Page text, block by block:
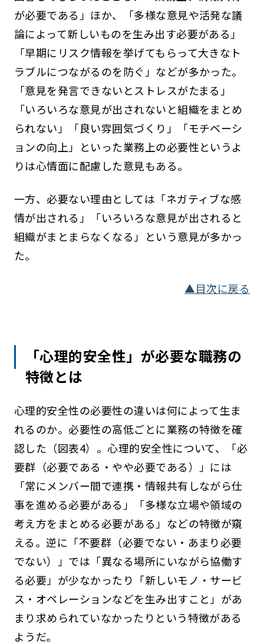
が必要である」ほか、「多様な意見や活発な議
論によって新しいものを生み出す必要がある」
「早期にリスク情報を挙げてもらって大きなト
ラブルにつながるのを防ぐ」などが多かった。
「意見を発言できないとストレスがたまる」
「いろいろな意見が出されないと組織をまとめ
られない」「良い雰囲気づくり」「モチベーシ
ョンの向上」といった業務上の必要性というよ
りは心情面に配慮した意見もある。
一方、必要ない理由としては「ネガティブな感
情が出される」「いろいろな意見が出されると
組織がまとまらなくなる」という意見が多かっ
た。
▲目次に戻る
「心理的安全性」が必要な職務の
特徴とは
心理的安全性の必要性の違いは何によって生ま
れるのか。必要性の高低ごとに業務の特徴を確
認した（図表4）。心理的安全性について、「必
要群（必要である・やや必要である）」には
「常にメンバー間で連携・情報共有しながら仕
事を進める必要がある」「多様な立場や領域の
考え方をまとめる必要がある」などの特徴が窺
える。逆に「不要群（必要でない・あまり必要
でない）」では「異なる場所にいながら協働す
る必要」が少なかったり「新しいモノ・サービ
ス・オペレーションなどを生み出すこと」があ
まり求められていなかったりという特徴がある
ようだ。